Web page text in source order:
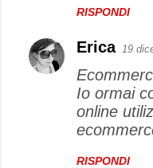
RISPONDI
Erica 19
Io ormai
online
RISPONDI